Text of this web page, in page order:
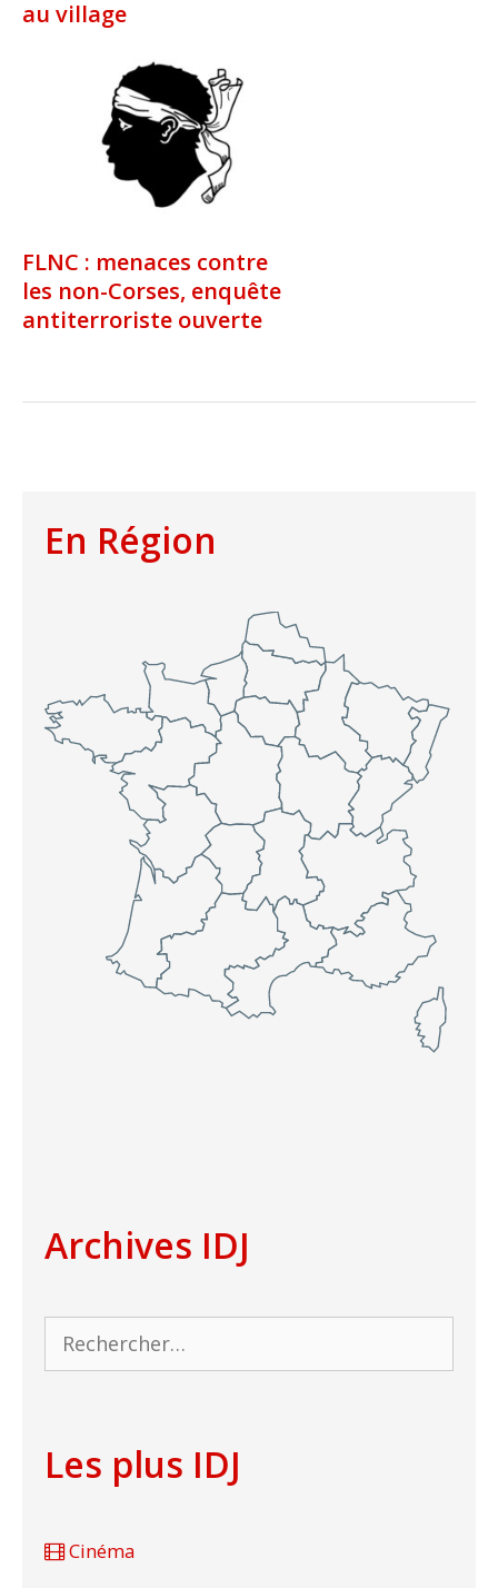
au village
FLNC : menaces contre
les non-Corses, enquête
antiterroriste ouverte
En Région
Archives IDJ
Rechercher :
Les plus IDJ
Cinéma